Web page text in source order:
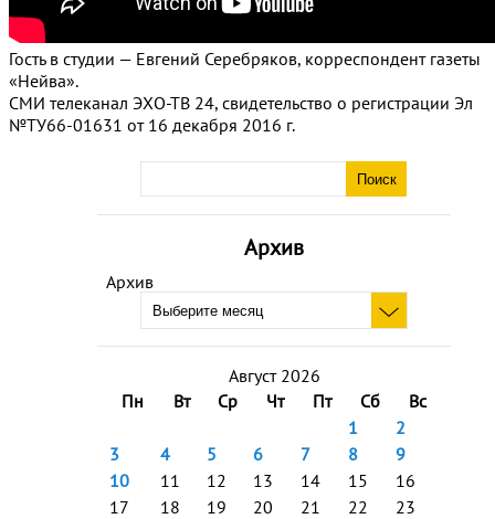
Архив
Архив
Август 2026
Пн
Вт Ср Чт Пт Сб
Вс
1
2
3
4 5 6 7 8
9
10
11 12 13 14 15
16
17
18 19 20 21 22
23
Гость в студии — Евгений Серебряков, корреспондент газеты
«Нейва».
СМИ телеканал ЭХО-ТВ 24, свидетельство о регистрации Эл
№ТУ66-01631 от 16 декабря 2016 г.